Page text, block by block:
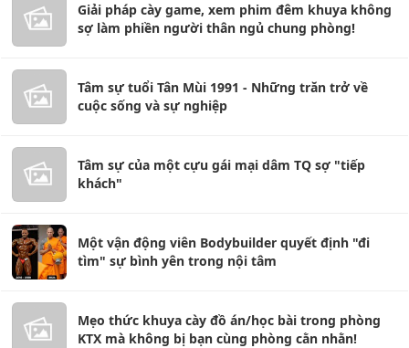
Giải pháp cày game, xem phim đêm khuya không
sợ làm phiền người thân ngủ chung phòng!
Tâm sự tuổi Tân Mùi 1991 - Những trăn trở về
cuộc sống và sự nghiệp
Tâm sự của một cựu gái mại dâm TQ sợ "tiếp
khách"
Một vận động viên Bodybuilder quyết định "đi
tìm" sự bình yên trong nội tâm
Mẹo thức khuya cày đồ án/học bài trong phòng
KTX mà không bị bạn cùng phòng cằn nhằn!